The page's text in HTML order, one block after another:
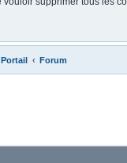
Portail Forum